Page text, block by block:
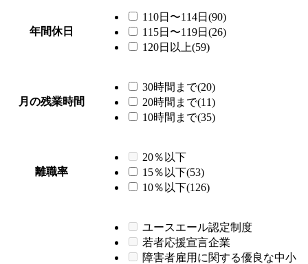
年間休日
110日〜114日(90)
115日〜119日(26)
120日以上(59)
月の残業時間
30時間まで(20)
20時間まで(11)
10時間まで(35)
離職率
20％以下
15％以下(53)
10％以下(126)
ユースエール認定制度
若者応援宣言企業
障害者雇用に関する優良な中小